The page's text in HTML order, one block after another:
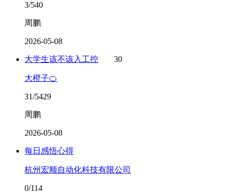
3/540
周鹏
2026-05-08
大学生该不该入工控 30
大橙子🍊
31/5429
周鹏
2026-05-08
每日感悟心得
杭州宏顺自动化科技有限公司
0/114